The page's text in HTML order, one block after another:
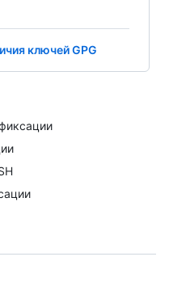
ключей GPG